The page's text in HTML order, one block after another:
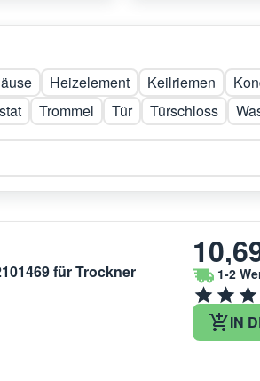
Heizelement Keilriemen
Trommel Tür Türschloss
für Trockner
1-2
IN